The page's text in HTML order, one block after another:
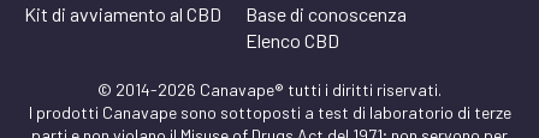
Kit di avviamento al CBD
Base di conoscenza
Elenco CBD
© 2014-2026 Canavape® tutti i diritti riservati.
I prodotti Canavape sono sottoposti a test di laboratorio di terze